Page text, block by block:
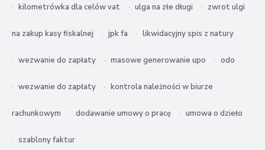
kilometrówka dla celów vat ulga na złe długi zwrot ulgi
na zakup kasy fiskalnej jpk fa likwidacyjny spis z natury
wezwanie do zapłaty masowe generowanie upo odo
wezwanie do zapłaty kontrola należności w biurze
rachunkowym dodawanie umowy o pracę umowa o dzieło
szablony faktur